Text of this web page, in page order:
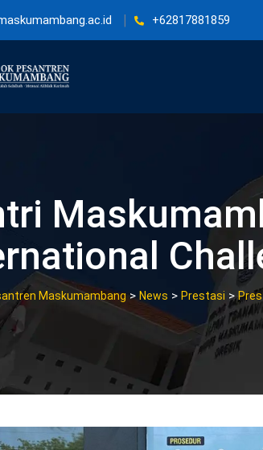
+62817881859
Maskumambang> News > Prestasi >